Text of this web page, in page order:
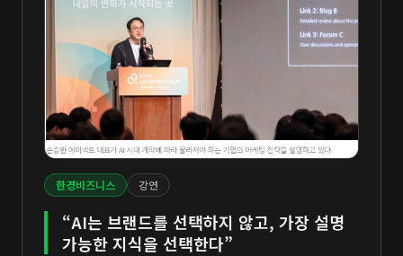
한경비즈니스 강연
“AI는 브랜드를 선택하지 않고, 가장 설명
가능한 지식을 선택한다”